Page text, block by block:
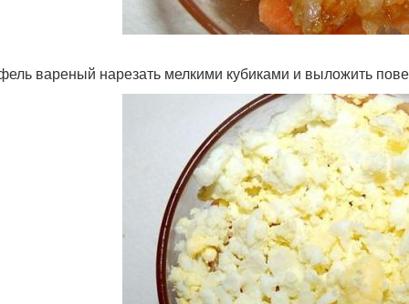
вареный нарезать мелкими кубиками и выложить